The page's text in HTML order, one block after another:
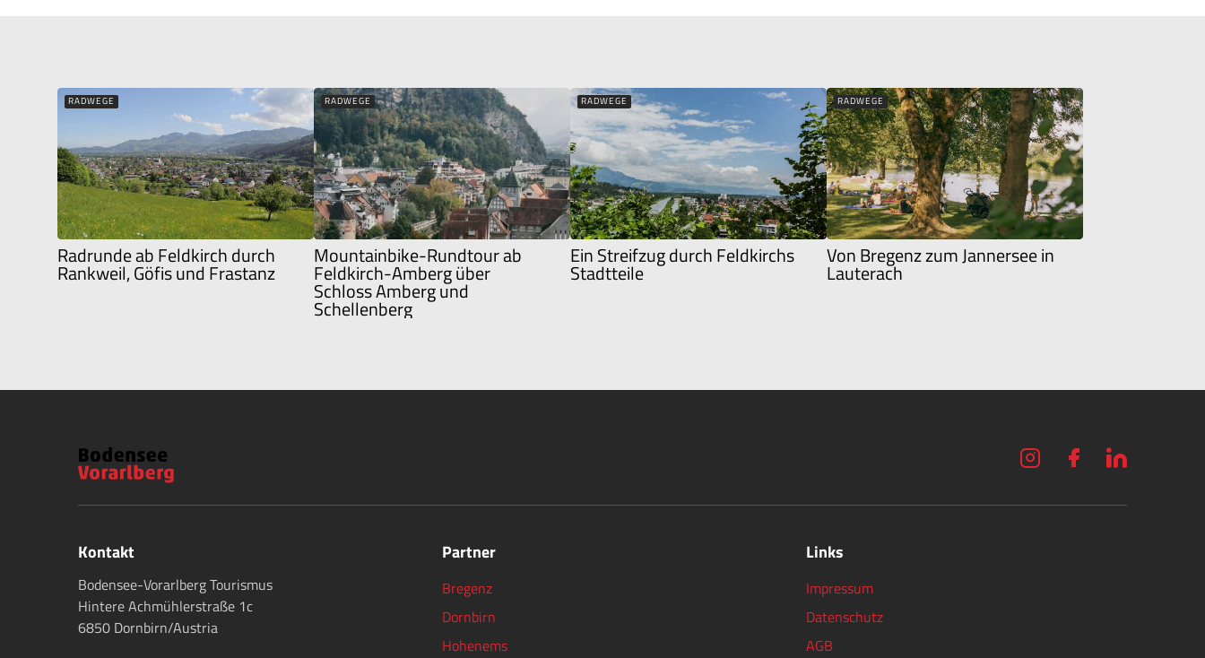
RADWEGE
Radrunde ab Feldkirch durch
Rankweil, Göfis und Frastanz
RADWEGE
Mountainbike-Rundtour ab
Feldkirch-Amberg über
Schloss Amberg und
Schellenberg
RADWEGE
Ein Streifzug durch Feldkirchs
Stadtteile
RADWEGE
Von Bregenz zum Jannersee in
Lauterach
Kontakt
Bodensee-Vorarlberg Tourismus
Hintere Achmühlerstraße 1c
6850 Dornbirn/Austria
Partner
Bregenz
Dornbirn
Hohenems
Links
Impressum
Datenschutz
AGB